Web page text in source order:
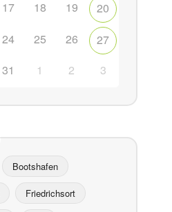
17 18 19
20
24 25 26
27
31 1 2 3
Bootshafen
Friedrichsort